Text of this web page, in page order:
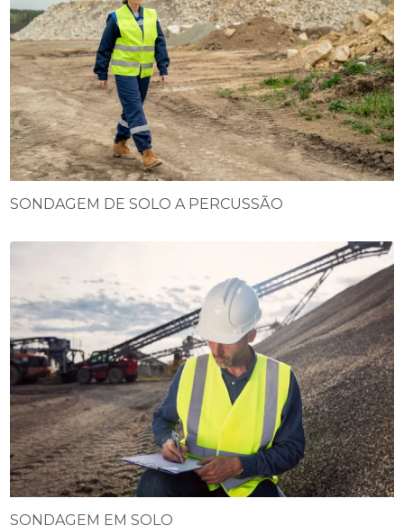
SONDAGEM DE SOLO A PERCUSSÃO
SONDAGEM EM SOLO